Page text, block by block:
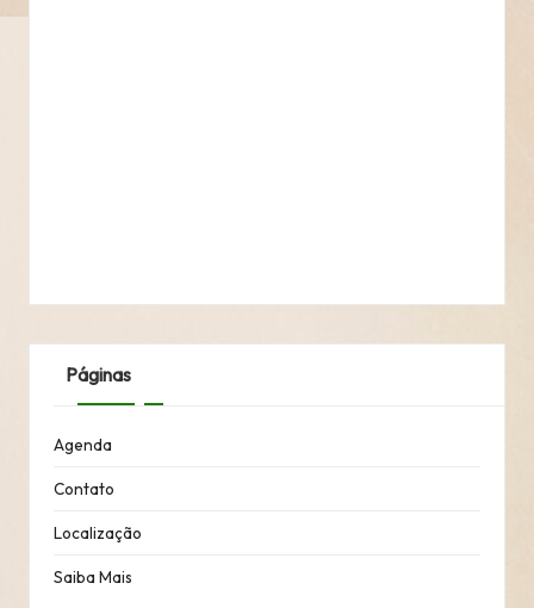
Páginas
Agenda
Contato
Localização
Saiba Mais